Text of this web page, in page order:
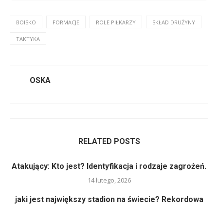
BOISKO FORMACJE ROLE PIŁKARZY SKŁAD DRUŻYNY
TAKTYKA
OSKA
RELATED POSTS
Atakujący: Kto jest? Identyfikacja i rodzaje zagrożeń.
14 lutego, 2026
jaki jest największy stadion na świecie? Rekordowa